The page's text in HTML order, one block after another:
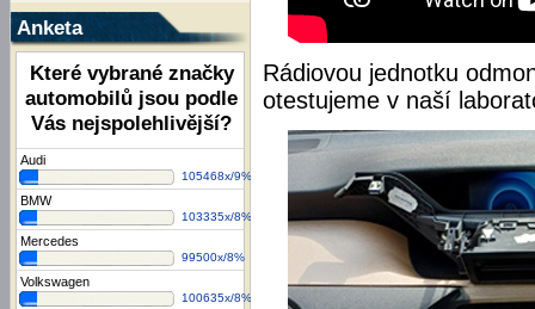
Anketa
Které vybrané značky
automobilů jsou podle
Vás nejspolehlivější?
Audi
105468x/9%
BMW
103335x/8%
Mercedes
99500x/8%
Volkswagen
100635x/8%
Rádiovou jednotku
otestujeme v naší